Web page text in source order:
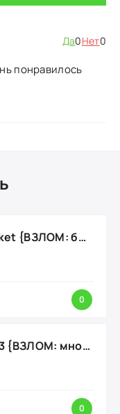
Да0Нет0
понравилось
Hydraulic Press Pocket {ВЗЛОМ: бесконечные деньги}
0
Trenches of Europe 3 {ВЗЛОМ: много денег}
0